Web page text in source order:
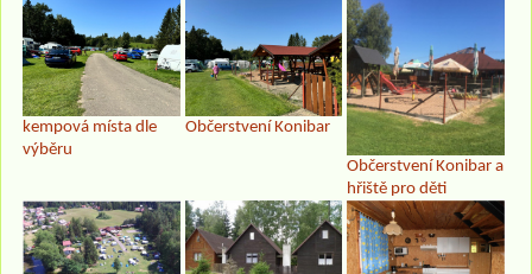
kempová místa dle
výběru
Občerstvení Konibar
Občerstvení Konibar a
hřiště pro děti